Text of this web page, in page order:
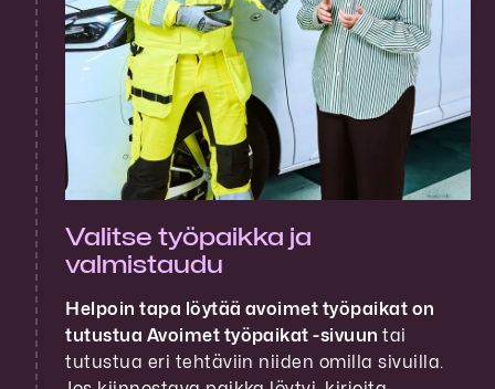
Valitse työpaikka ja
valmistaudu
Helpoin tapa löytää avoimet työpaikat on
tutustua Avoimet työpaikat -sivuuntai
tutustua eri tehtäviin niiden omilla sivuilla.